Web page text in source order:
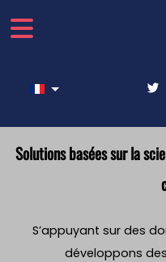
Sélectionnez votre langue
Solutions basées sur la
S’appuyant sur des
développons